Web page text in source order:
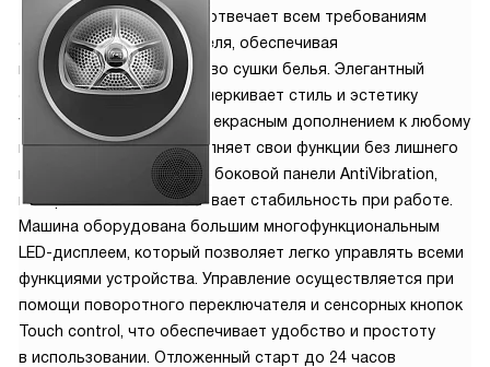
технологий. Эта модель отвечает всем требованиям
современного потребителя, обеспечивая
непревзойденное качество сушки белья. Элегантный
серый цвет корпуса подчеркивает стиль и эстетику
устройства, делая его прекрасным дополнением к любому
интерьеру. Машина выполняет свои функции без лишнего
шума благодаря дизайну боковой панели AntiVibration,
который также обеспечивает стабильность при работе.
Машина оборудована большим многофункциональным
LED-дисплеем, который позволяет легко управлять всеми
функциями устройства. Управление осуществляется при
помощи поворотного переключателя и сенсорных кнопок
Touch control, что обеспечивает удобство и простоту
в использовании. Отложенный старт до 24 часов